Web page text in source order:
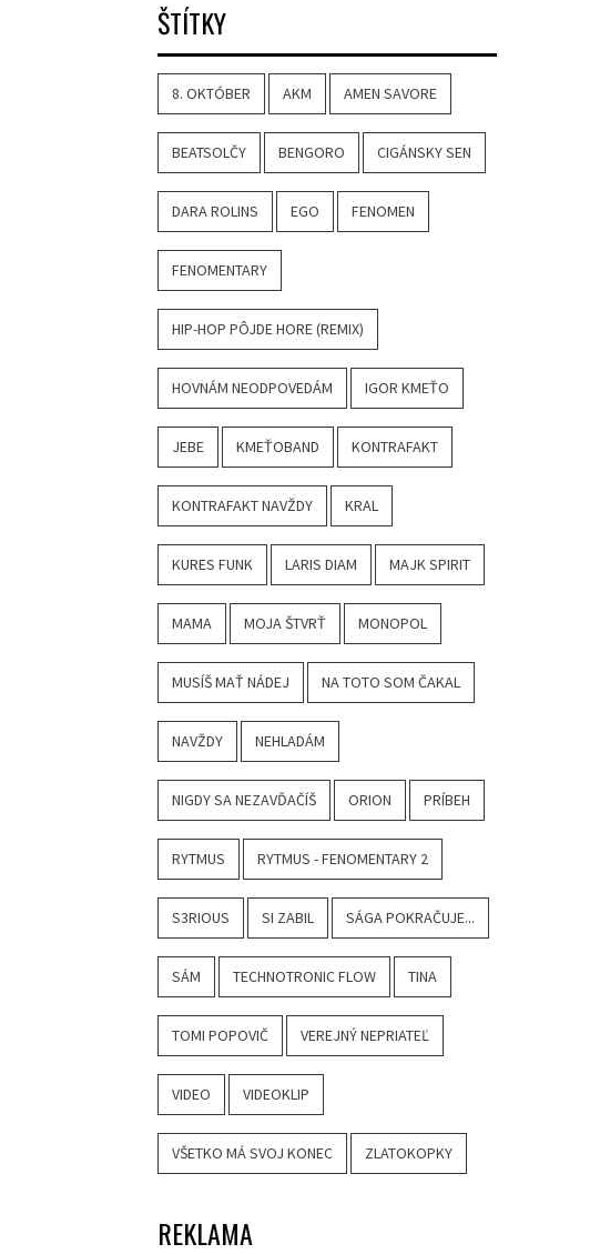
ŠTÍTKY
8. OKTÓBER AKM AMEN SAVORE
BEATSOLČY BENGORO CIGÁNSKY SEN
DARA ROLINS EGO FENOMEN
FENOMENTARY
HIP-HOP PÔJDE HORE (REMIX)
HOVNÁM NEODPOVEDÁM IGOR KMEŤO
JEBE KMEŤOBAND KONTRAFAKT
KONTRAFAKT NAVŽDY KRAL
KURES FUNK LARIS DIAM MAJK SPIRIT
MAMA MOJA ŠTVRŤ MONOPOL
MUSÍŠ MAŤ NÁDEJ NA TOTO SOM ČAKAL
NAVŽDY NEHLADÁM
NIGDY SA NEZAVĎAČÍŠ ORION PRÍBEH
RYTMUS RYTMUS - FENOMENTARY 2
S3RIOUS SI ZABIL SÁGA POKRAČUJE...
SÁM TECHNOTRONIC FLOW TINA
TOMI POPOVIČ VEREJNÝ NEPRIATEĽ
VIDEO VIDEOKLIP
VŠETKO MÁ SVOJ KONEC ZLATOKOPKY
REKLAMA